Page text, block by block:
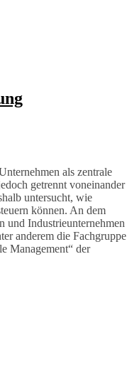
als zentrale
getrennt voneinander
untersucht, wie
können. An dem
und Industrieunternehmen
anderem die Fachgruppe
Management“ der